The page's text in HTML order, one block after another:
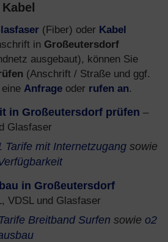
(Fiber) oder Kabel
in Großeutersdorf
ausgebaut), können Sie
(Anschrift / Straße und ggf.
Anfrage oder rufen an.
in Großeutersdorf prüfen –
Glasfaser
Tarife mit Internetzugang sowie
in Großeutersdorf
VDSL und Glasfaser
Breitband Surfen sowie o2